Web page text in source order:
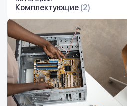
Комплектующие (2)